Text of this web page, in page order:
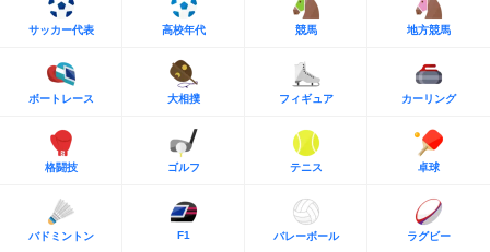
サッカー代表 高校年代 競馬 地方競馬
ボートレース 大相撲 フィギュア カーリング
格闘技 ゴルフ テニス 卓球
バドミントン F1 バレーボール ラグビー